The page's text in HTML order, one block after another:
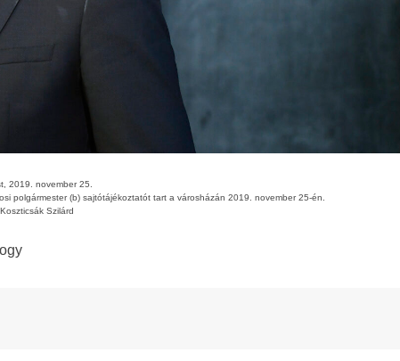
2019. november 25.
polgármester (b) sajtótájékoztatót tart a városházán 2019. november 25-én.
Szilárd